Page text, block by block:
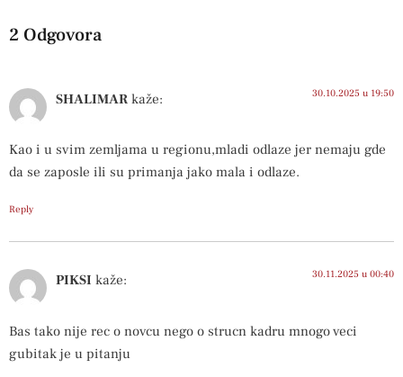
2 Odgovora
SHALIMAR kaže: 30.10.2025 u 19:50
Kao i u svim zemljama u regionu,mladi odlaze jer nemaju gde
da se zaposle ili su primanja jako mala i odlaze.
Reply
PIKSI kaže: 30.11.2025 u 00:40
Bas tako nije rec o novcu nego o strucn kadru mnogo veci
gubitak je u pitanju